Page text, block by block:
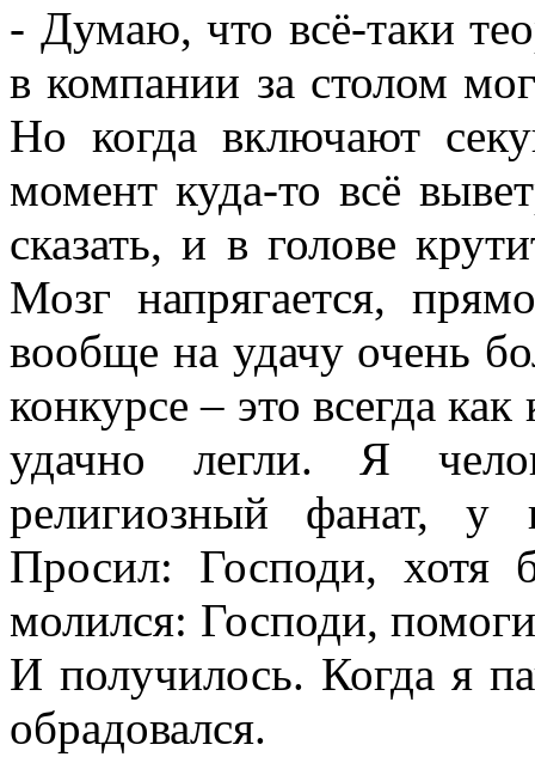
- Думаю, что всё-таки
в компании за столом
Но когда включают
момент куда-то всё
сказать, и в голове
Мозг напрягается,
вообще на удачу очень
конкурсе – это всегда
удачно легли. Я
религиозный фанат, у
Просил: Господи,
молился: Господи,
И получилось. Когда я
обрадовался.